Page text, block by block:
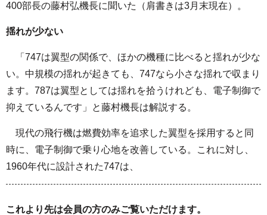
400部長の藤村弘機長に聞いた（肩書きは3月末現在）。
揺れが少ない
「747は翼型の関係で、ほかの機種に比べると揺れが少な
い。中規模の揺れが起きても、747なら小さな揺れで収まり
ます。787は翼型としては揺れを拾うけれども、電子制御で
抑えているんです」と藤村機長は解説する。
現代の飛行機は燃費効率を追求した翼型を採用すると同
時に、電子制御で乗り心地を改善している。これに対し、
1960年代に設計された747は、
これより先は会員の方のみご覧いただけます。